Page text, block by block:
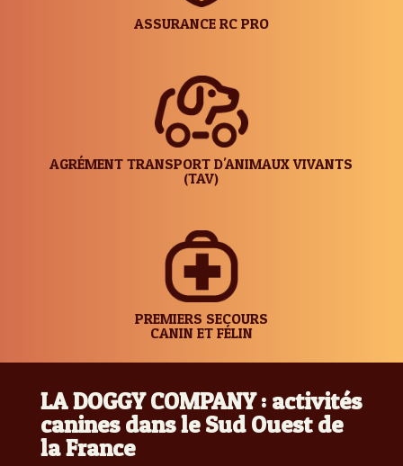
ASSURANCE RC PRO
AGRÉMENT TRANSPORT D'ANIMAUX VIVANTS
(TAV)
PREMIERS SECOURS
CANIN ET FÉLIN
LA DOGGY COMPANY : activités
canines dans le Sud Ouest de
la France